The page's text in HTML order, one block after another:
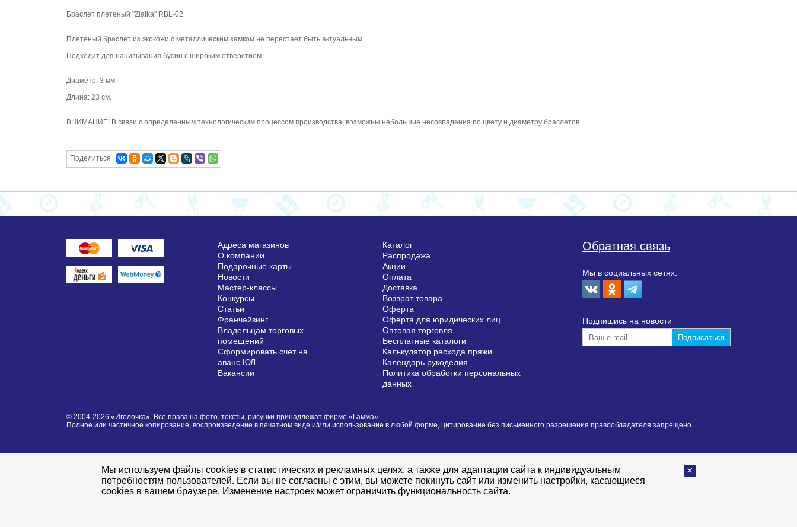
Браслет плетеный "Zlatka" RBL-02
Плетеный браслет из экокожи с металлическим замком не перестает быть актуальным.
Подходит для нанизывания бусин с широким отверстием.
Диаметр: 3 мм.
Длина: 23 см.
ВНИМАНИЕ! В связи с определенным технологическим процессом производства, возможны небольшие несовпадения по цвету и диаметру браслетов.
Поделиться
Адреса магазинов
О компании
Подарочные карты
Новости
Мастер-классы
Конкурсы
Статьи
Франчайзинг
Владельцам торговых
помещений
Сформировать счет на
аванс ЮЛ
Вакансии
Каталог
Распродажа
Акции
Оплата
Доставка
Возврат товара
Оферта
Оферта для юридических лиц
Оптовая торговля
Бесплатные каталоги
Калькулятор расхода пряжи
Календарь рукоделия
Политика обработки персональных
данных
Обратная связь
Мы в социальных сетях:
Подпишиcь на новости
© 2004-2026 «Иголочка». Все права на фото, тексты, рисунки принадлежат фирме «Гамма».
Полное или частичное копирование, воспроизведение в печатном виде и/или использование в любой форме, цитирование без письменного разрешения правообладателя запрещено.
Мы используем файлы cookies в статистических и рекламных целях, а также для адаптации сайта к индивидуальным
потребностям пользователей. Если вы не согласны с этим, вы можете покинуть сайт или изменить настройки, касающиеся
cookies в вашем браузере. Изменение настроек может ограничить функциональность сайта.